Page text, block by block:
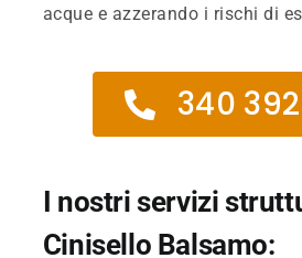
acque e azzerando i rischi di
340
I nostri servizi
Cinisello Balsamo: